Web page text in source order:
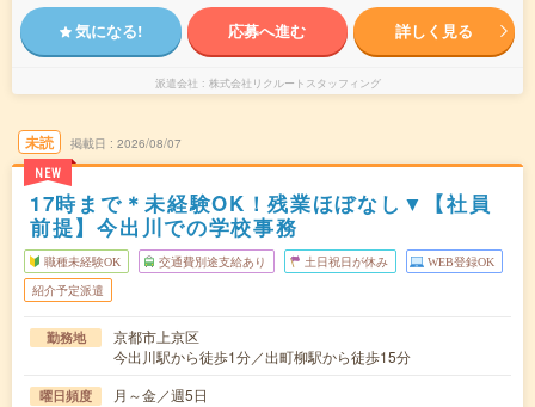
気になる! 応募へ進む 詳しく見る
派遣会社 株式会社リクルートスタッフィング
未読
NEW
掲載日 2026/08/07
17時まで＊未経験OK！残業ほぼなし▼【社員
前提】今出川での学校事務
職種未経験OK 交通費別途支給あり 土日祝日が休み WEB登録OK
紹介予定派遣
勤務地
京都市上京区
今出川駅から徒歩1分／出町柳駅から徒歩15分
曜日頻度 月～金／週5日